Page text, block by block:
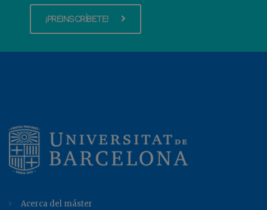
¡PREINSCRÍBETE!
Acerca del máster